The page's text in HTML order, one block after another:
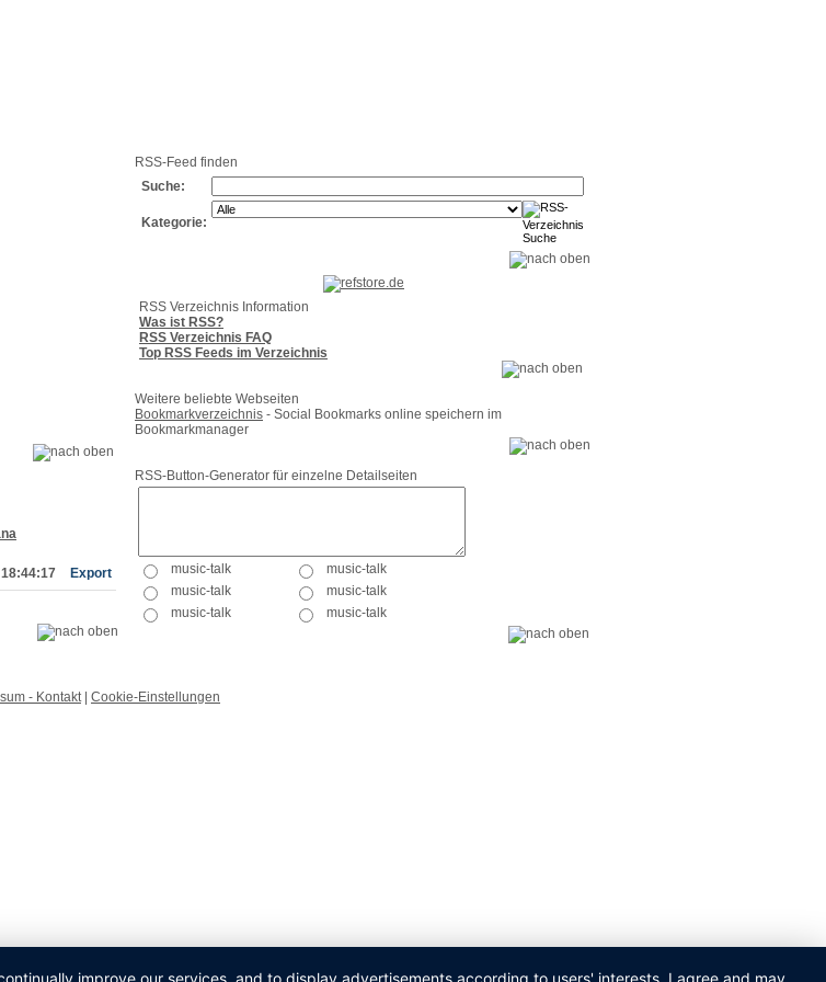
Export
RSS-Feed finden
Suche:
Kategorie:
RSS Verzeichnis Information
Was ist RSS?
RSS Verzeichnis FAQ
Top RSS Feeds im Verzeichnis
Weitere beliebte Webseiten
Bookmarkverzeichnis - Social Bookmarks online speichern im
Bookmarkmanager
RSS-Button-Generator für einzelne Detailseiten
- Kontakt| Cookie-Einstellungen
improve our services, and to display advertisements according to users' interests. I agree and may